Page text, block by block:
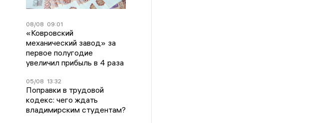
08/08 09:01
«Ковровский
механический завод» за
первое полугодие
увеличил прибыль в 4 раза
05/08 13:32
Поправки в трудовой
кодекс: чего ждать
владимирским студентам?